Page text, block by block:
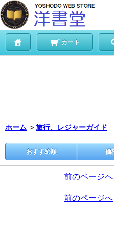
カート
ホーム ＞旅行、レジャーガイド
おすすめ順 価
前のページへ
前のページへ